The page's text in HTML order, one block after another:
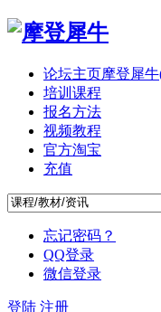
论坛主页摩登犀
培训课程
报名方法
视频教程
官方淘宝
充值
忘记密码？
QQ登录
微信登录
登陆 注册